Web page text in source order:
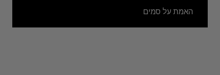
האמת על סמים